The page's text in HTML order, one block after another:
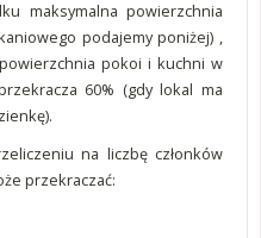
maksymalna powierzchnia
podajemy poniżej) ,
pokoi i kuchni w
60% (gdy lokal ma
na liczbę członków
przekraczać: